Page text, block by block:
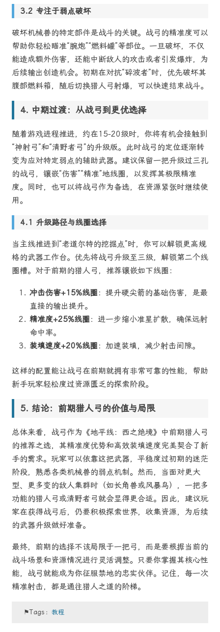
专注于弱点破坏
破坏机械兽的特定部件是战斗的关键。战弓的精准度可以
帮助你轻松瞄准“腕炮”“燃料罐”等部位。一旦破坏，不仅
能造成额外伤害，还能中断敌人的攻击或者引发爆炸，为
后续输出创造机会。初期在对抗“碎波者”时，优先破坏其
腹部燃料箱，随后切换猎人弓射爆，可以快速结束战斗。
中期过渡：从战弓到更优选择
随着游戏进程推进，约在15-20级时，你将有机会接触到
“神射弓”和“清野者弓”的升级版。此时战弓的定位逐渐转
变为应对特定弱点的辅助武器。建议保留一把升级过三孔
的战弓，镶嵌“伤害”“精准”地线圈，以发挥其极限精准
度。同时，也可以将战弓作为备选，在资源紧张时继续使
用。
升级路径与线圈选择
当主线推进到“老道尔特的挖掘点”时，你可以解锁更高规
格的武器工作台。优先将战弓升级至三级，解锁第二个线
圈槽。对于前期的猎人弓，推荐镶嵌如下线圈：
冲击伤害+15%线圈 ：提升硬尖箭的基础伤害，是最
直接的输出提升。
精准度+25%线圈 ：进一步缩小准星扩散，确保远射
命中率。
装填速度+20%线圈 ：加速装填，减少射击间隙。
这样的配置能让战弓在前期就拥有非常可靠的性能，帮助
新手玩家轻松度过资源匮乏的探索阶段。
结论：前期猎人弓的价值与局限
总体来看，战弓作为《地平线：西之绝境》中前期猎人弓
的推荐之选，其精准度优势和高效装填速度完美契合了新
手的需求。玩家可以依靠这把武器，平稳度过初期的迷茫
阶段，熟悉各类机械兽的弱点机制。然而，当面对更大
型、更多变的敌人集群时（如长角兽或风暴鸟），一把多
功能的猎人弓或清野者弓就会显得更合适。因此，建议玩
家在获得战弓后，仍要积极探索世界，收集资源，为后续
的武器升级做好准备。
最终，前期的选择不该局限于一把弓，而是要根据当前的
战斗场景和资源情况进行灵活调整。只要你掌握其核心性
能，战弓就能成为你征服禁地的忠实伙伴。记住，每一次
精准射击，都是通往猎人之道的阶梯。
⚑Tags：教程